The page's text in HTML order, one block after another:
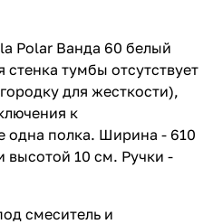
Polar Ванда 60 белый
стенка тумбы отсутствует
для жесткости),
к
одна полка. Ширина - 610
10 см. Ручки -
смеситель и